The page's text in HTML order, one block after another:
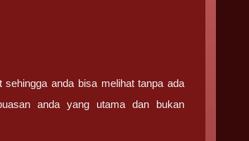
anda bisa melihat tanpa ada
anda yang utama dan bukan